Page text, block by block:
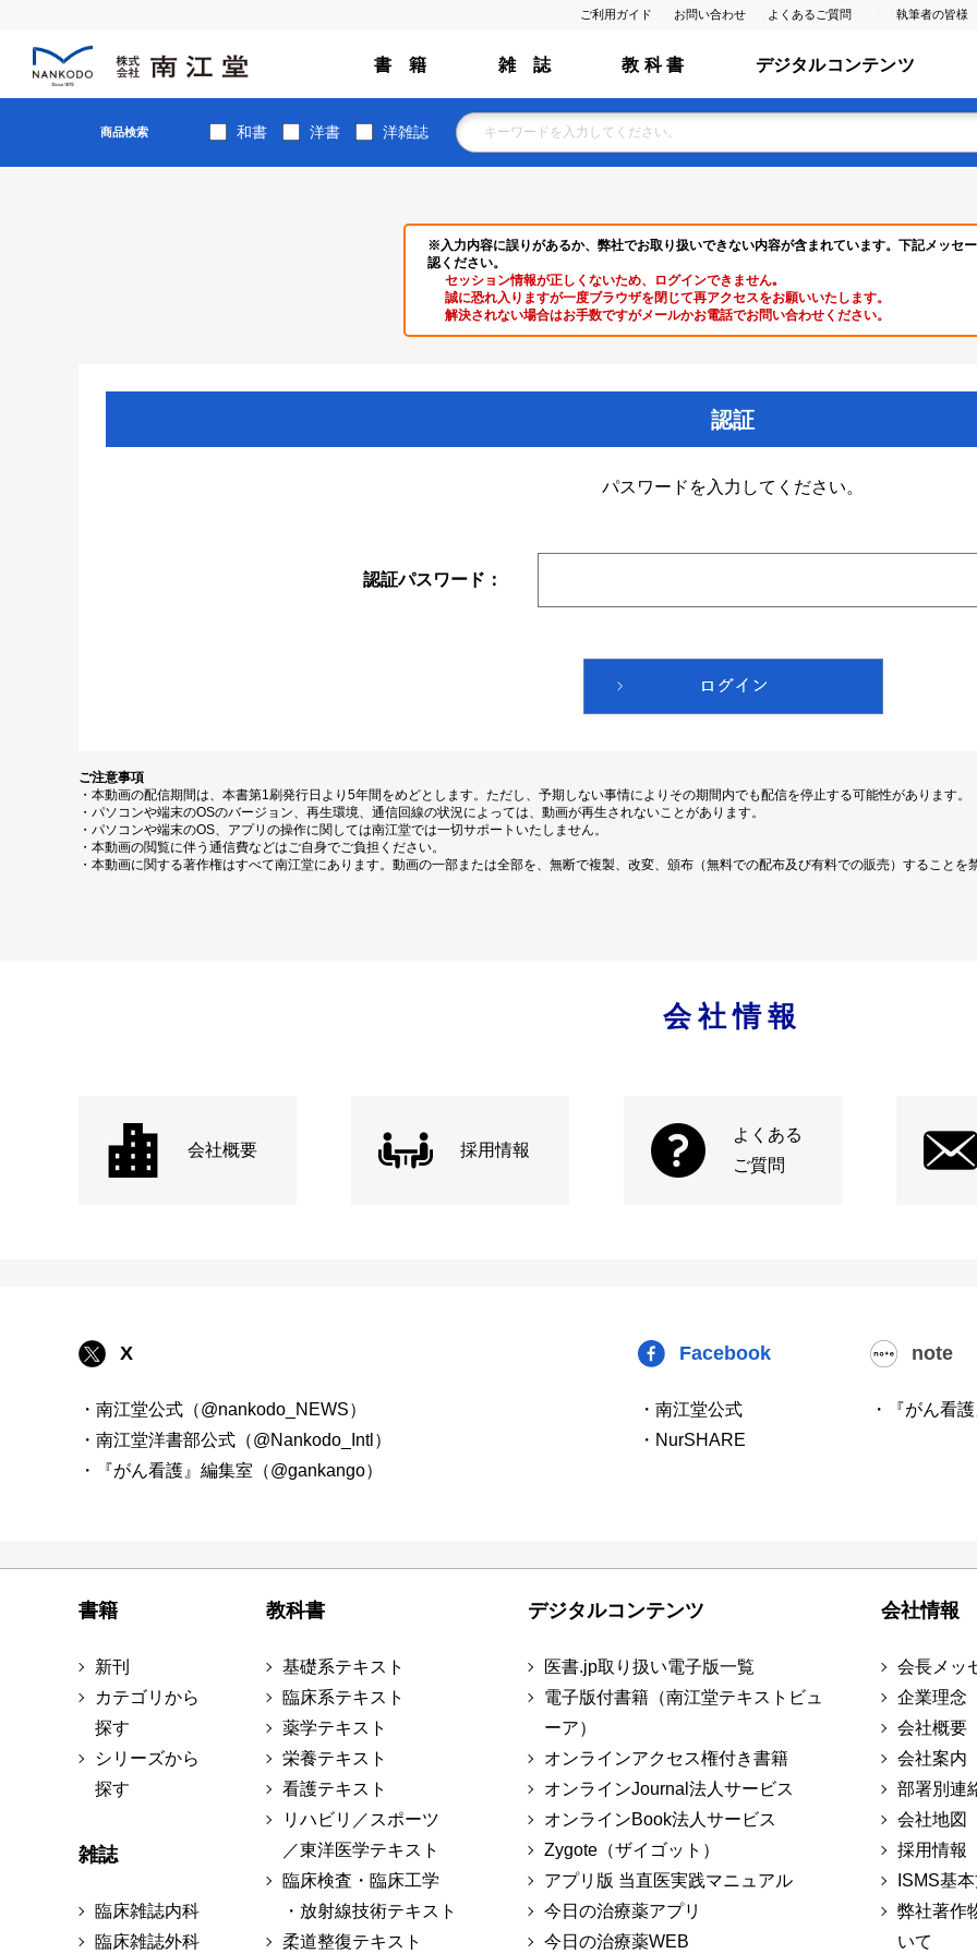
ご利用ガイド お問い合わせ よくあるご質問 執筆者の皆様
書 籍 雑 誌 教 科 書 デジタルコンテンツ
商品検索 和書 洋書 洋雑誌
※入力内容に誤りがあるか、弊社でお取り扱いできない内容が含まれています。下記メッセ
認ください。
セッション情報が正しくないため、ログインできません｡
誠に恐れ入りますが一度ブラウザを閉じて再アクセスをお願いいたします。
解決されない場合はお手数ですがメールかお電話でお問い合わせください。
認証
パスワードを入力してください。
認証パスワード：
ご注意事項
・本動画の配信期間は、本書第1刷発行日より5年間をめどとします。ただし、予期しない事情によりその期間内でも配信を停止する可能性があります。
・パソコンや端末のOSのバージョン、再生環境、通信回線の状況によっては、動画が再生されないことがあります。
・パソコンや端末のOS、アプリの操作に関しては南江堂では一切サポートいたしません。
・本動画の閲覧に伴う通信費などはご自身でご負担ください。
・本動画に関する著作権はすべて南江堂にあります。動画の一部または全部を、無断で複製、改変、頒布（無料での配布及び有料での販売）することを
会社情報
会社概要 採用情報
よくある
ご質問
X
・南江堂公式（@nankodo_NEWS）
・南江堂洋書部公式（@Nankodo_Intl）
・『がん看護』編集室（@gankango）
Facebook
・南江堂公式
・NurSHARE
note
・『がん看
書籍
新刊
カテゴリから
探す
シリーズから
探す
雑誌
臨床雑誌内科
臨床雑誌外科
教科書
基礎系テキスト
臨床系テキスト
薬学テキスト
栄養テキスト
看護テキスト
リハビリ／スポーツ
／東洋医学テキスト
臨床検査・臨床工学
・放射線技術テキスト
柔道整復テキスト
デジタルコンテンツ
医書.jp取り扱い電子版一覧
電子版付書籍（南江堂テキストビュ
ーア）
オンラインアクセス権付き書籍
オンラインJournal法人サービス
オンラインBook法人サービス
Zygote（ザイゴット）
アプリ版 当直医実践マニュアル
今日の治療薬アプリ
今日の治療薬WEB
会社情報
会長メッ
企業理念
会社概要
会社案内
部署別連
会社地図
採用情報
ISMS基
弊社著作
いて